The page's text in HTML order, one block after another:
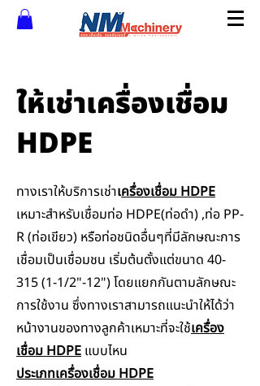
ให้เช่าเครื่องเชื่อม
HDPE
ทางเราให้บริการเช่าเครื่องเชื่อม HDPE
เหมาะสำหรับเชื่อมท่อ HDPE(ท่อดำ) ,ท่อ PP-
R (ท่อเขียว) หรือท่อชนิดอื่นๆที่มีลักษณะการ
เชื่อมเป็นเชื่อมชน เริ่มต้นตั้งแต่ขนาด 40-
315 (1-1/2"-12") โดยแยกกันตามลักษณะ
การใช้งาน ซึ่งทางเราสามารถแนะนำให้ได้ว่า
หน้างานของทางลูกค้าเหมาะที่จะใช้เครื่อง
เชื่อม HDPE แบบไหน
ประเภทเครื่องเชื่อม HDPE